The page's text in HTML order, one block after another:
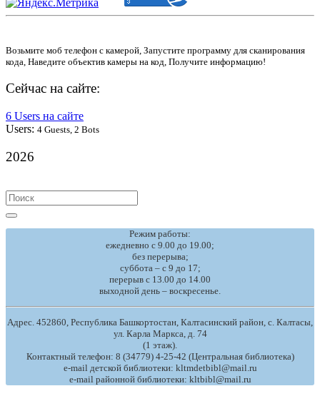
Возьмите моб телефон с камерой, Запустите программу для сканирования
кода, Наведите объектив камеры на код, Получите информацию!
Сейчас на сайте:
6 Users на сайте
Users: 4 Guests, 2 Bots
2026
Search
for:
Режим работы:
ежедневно с 9.00 до 19.00;
без перерыва;
суббота – с 9 до 17;
перерыв с 13.00 до 14.00
выходной день – воскресенье.
Адрес. 452860, Республика Башкортостан, Калтасинский район, с. Калтасы,
ул. Карла Маркса, д. 74
(1 этаж).
Контактный телефон: 8 (34779) 4-25-42 (Центральная библиотека)
e-mail детской библиотеки: kltmdetbibl@mail.ru
e-mail районной библиотеки: kltbibl@mail.ru